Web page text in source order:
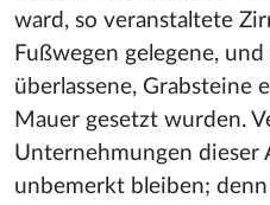
ward, so veranstaltete
Fußwegen gelegene,
überlassene, Grabsteine
Mauer gesetzt wurden.
Unternehmungen dieser
unbemerkt bleiben;